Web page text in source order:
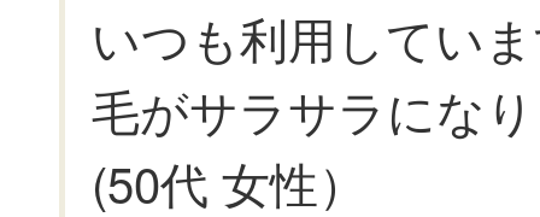
いつも利用してい
毛がサラサラにな
(50代 女性）